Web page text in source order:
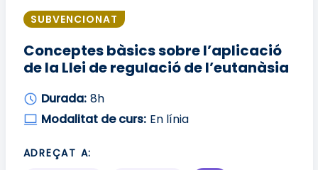
SUBVENCIONAT
Conceptes bàsics sobre l’aplicació
de la Llei de regulació de l’eutanàsia
Durada: 8h
Modalitat de curs: En línia
ADREÇAT A: